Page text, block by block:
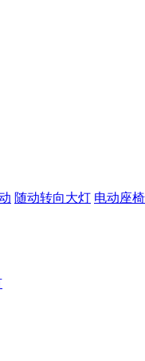
随动转向大灯 电动座椅